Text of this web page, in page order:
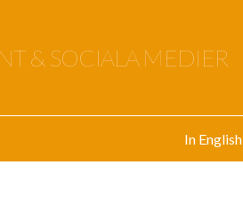
& SOCIALA MEDIER
In English